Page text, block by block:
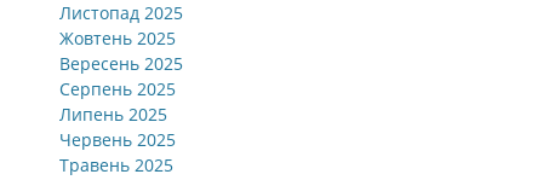
Листопад 2025
Жовтень 2025
Вересень 2025
Серпень 2025
Липень 2025
Червень 2025
Травень 2025